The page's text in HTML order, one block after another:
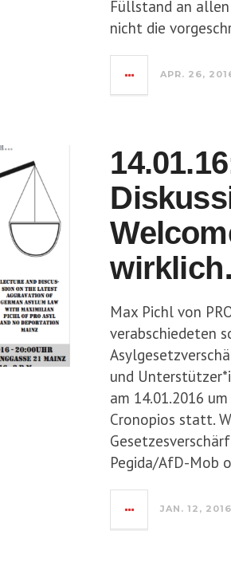
Füllstand an
nicht die
APR. 26,
Max Pichl von
verabschiedeten
und
am 14.01.2016
Cronopios statt.
Pegida/AfD-Mob
JAN. 12, 2016